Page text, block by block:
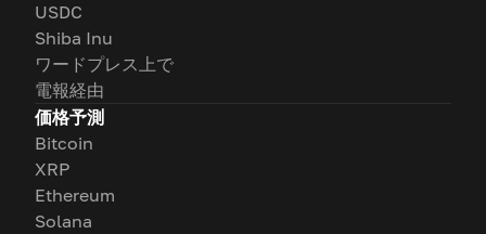
USDC
Shiba Inu
ワードプレス上で
電報経由
価格予測
Bitcoin
XRP
Ethereum
Solana